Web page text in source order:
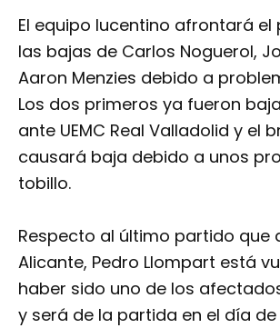
El equipo lucentino afrontará
las bajas de Carlos Noguerol,
Aaron Menzies debido a
Los dos primeros ya fueron
ante UEMC Real Valladolid y el
causará baja debido a unos
tobillo.
Respecto al último partido que
Alicante, Pedro Llompart está
haber sido uno de los
y será de la partida en el día